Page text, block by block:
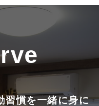
習慣を一緒に身に